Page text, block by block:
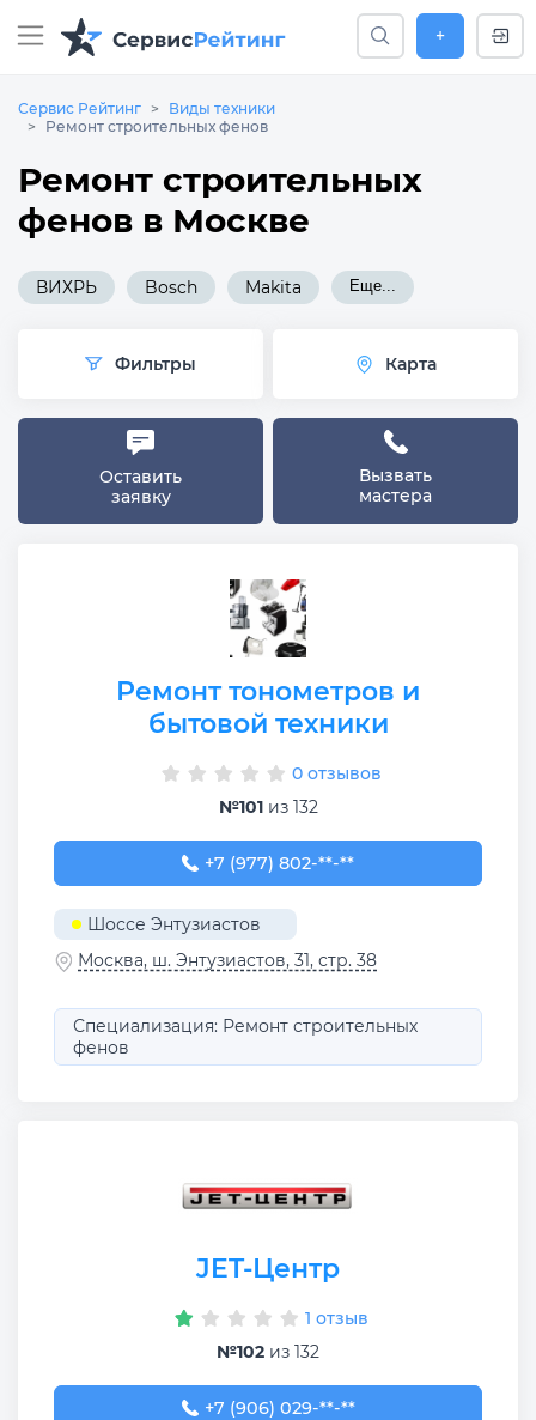
+
Сервис Рейтинг
Виды техники
Ремонт строительных фенов
Ремонт строительных
фенов в Москве
ВИХРЬ Bosch Makita Еще...
Фильтры Карта
Оставить
заявку
Вызвать
мастера
Ремонт тонометров и
бытовой техники
0 отзывов
№101из 132
+7 (977) 802-48-78
+7 (977) 802-**-**
Шоссе Энтузиастов
Москва, ш. Энтузиастов, 31, стр. 38
Специализация: Ремонт строительных
фенов
JET-Центр
1 отзыв
№102 из 132
+7 (906) 029-93-32
+7 (906) 029-**-**